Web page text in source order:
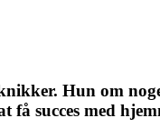
Hun om
succes med